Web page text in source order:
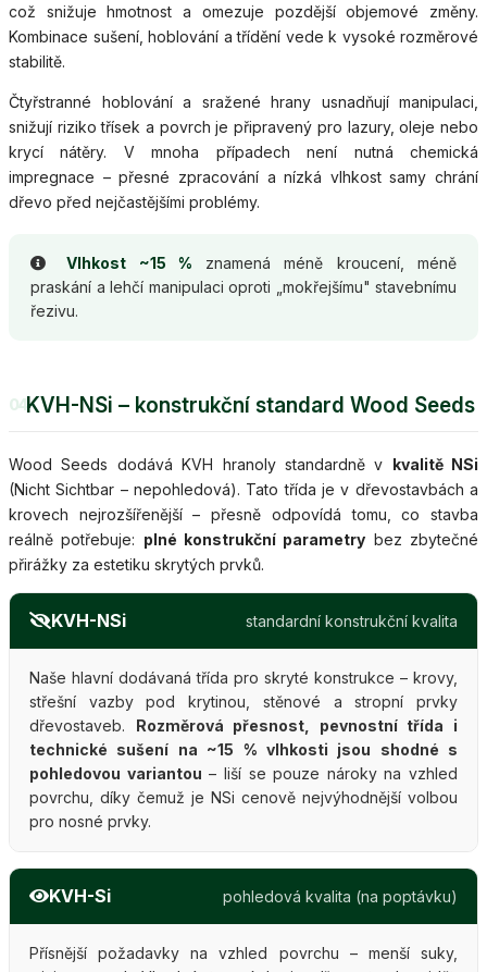
což snižuje hmotnost a omezuje pozdější objemové změny.
Kombinace sušení, hoblování a třídění vede k vysoké rozměrové
stabilitě.
Čtyřstranné hoblování a sražené hrany usnadňují manipulaci,
snižují riziko třísek a povrch je připravený pro lazury, oleje nebo
krycí nátěry. V mnoha případech není nutná chemická
impregnace – přesné zpracování a nízká vlhkost samy chrání
dřevo před nejčastějšími problémy.
Vlhkost ~15 % znamená méně kroucení, méně
praskání a lehčí manipulaci oproti „mokřejšímu" stavebnímu
řezivu.
04KVH-NSi – konstrukční standard Wood Seeds
Wood Seeds dodává KVH hranoly standardně v kvalitě NSi
(Nicht Sichtbar – nepohledová). Tato třída je v dřevostavbách a
krovech nejrozšířenější – přesně odpovídá tomu, co stavba
reálně potřebuje: plné konstrukční parametry bez zbytečné
přirážky za estetiku skrytých prvků.
KVH-NSi standardní konstrukční kvalita
Naše hlavní dodávaná třída pro skryté konstrukce – krovy,
střešní vazby pod krytinou, stěnové a stropní prvky
dřevostaveb. Rozměrová přesnost, pevnostní třída i
technické sušení na ~15 % vlhkosti jsou shodné s
pohledovou variantou – liší se pouze nároky na vzhled
povrchu, díky čemuž je NSi cenově nejvýhodnější volbou
pro nosné prvky.
KVH-Si pohledová kvalita (na poptávku)
Přísnější požadavky na vzhled povrchu – menší suky,